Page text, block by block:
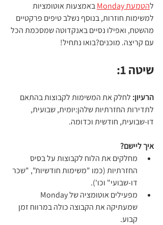
להטמעת Monday
באמצעות אוטומציות
למשימות חוזרות, בנוסף נשלב טיפים פרקטיים
מהשטח, ואפילו נסיים באנקדוטה שמסכמת הכל
עם קריצה. מוכנים?בואו נתחיל!
שיטה 1:
הרעיון: לחלק את המשימות לקבוצות בהתאם
לתדירות החזרתיות שלהן:יומית, שבועית,
דו-שבועית, חודשית וכדומה.
איך ליישם?
מחלקים את הלוח לקבוצות על בסיס
החזרתיות (כמו "משימות חודשיות", "שכר
דו-שבועי" וכו').
שמעתיקה את הקבוצה כולה במרווח זמן
קבוע.